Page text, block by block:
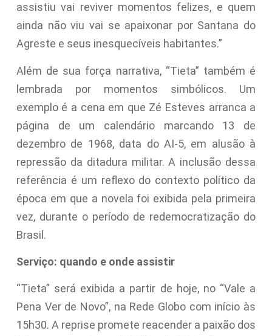
assistiu vai reviver momentos felizes, e quem
ainda não viu vai se apaixonar por Santana do
Agreste e seus inesquecíveis habitantes.”
Além de sua força narrativa, “Tieta” também é
lembrada por momentos simbólicos. Um
exemplo é a cena em que Zé Esteves arranca a
página de um calendário marcando 13 de
dezembro de 1968, data do AI-5, em alusão à
repressão da ditadura militar. A inclusão dessa
referência é um reflexo do contexto político da
época em que a novela foi exibida pela primeira
vez, durante o período de redemocratização do
Brasil.
Serviço: quando e onde assistir
“Tieta” será exibida a partir de hoje, no “Vale a
Pena Ver de Novo”, na Rede Globo com início às
15h30. A reprise promete reacender a paixão dos